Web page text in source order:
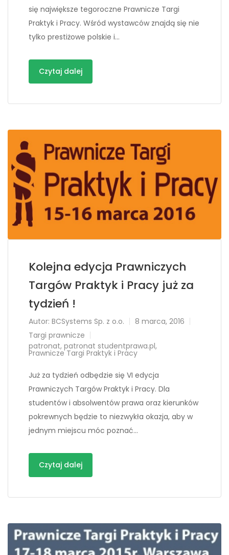
się największe tegoroczne Prawnicze Targi
Praktyk i Pracy. Wśród wystawców znajdą się nie
tylko prestiżowe polskie i…
Czytaj dalej
Kolejna edycja Prawniczych
Targów Praktyk i Pracy już za
tydzień !
Autor: BCSystems Sp. z o.o.
8 marca, 2016
Targi prawnicze
patronat, patronat studentprawa.pl,
Prawnicze Targi Praktyk i Pracy
Już za tydzień odbędzie się VI edycja
Prawniczych Targów Praktyk i Pracy. Dla
studentów i absolwentów prawa oraz kierunków
pokrewnych będzie to niezwykła okazja, aby w
jednym miejscu móc poznać…
Czytaj dalej